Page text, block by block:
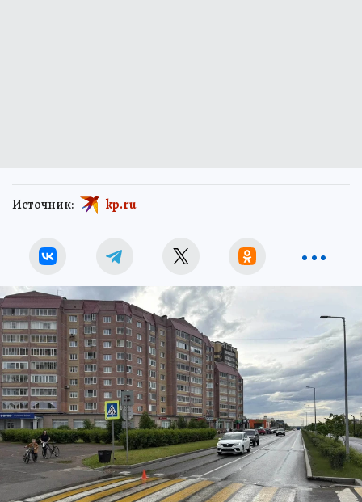
Источник: kp.ru